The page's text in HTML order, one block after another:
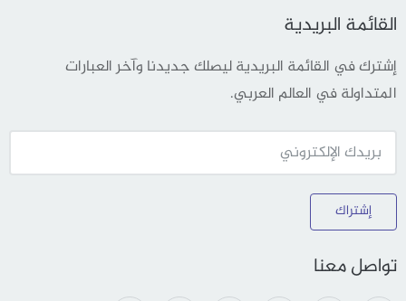
القائمة البريدية
إشترك في القائمة البريدية ليصلك جديدنا وآخر العبارات
المتداولة في العالم العربي.
إشتراك
تواصل معنا